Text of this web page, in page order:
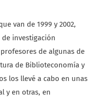
van de 1999 y 2002,
investigación
de algunas de
de Biblioteconomía y
los llevé a cabo en unas
y en otras, en